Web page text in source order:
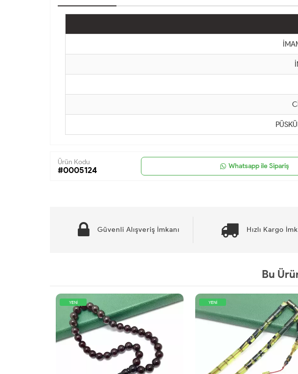
Ürün Kodu
#0005124 Whatsapp ile Sipariş
Güvenli Alışveriş İmkanı Hızlı Kargo
Bu
YENİ YENİ